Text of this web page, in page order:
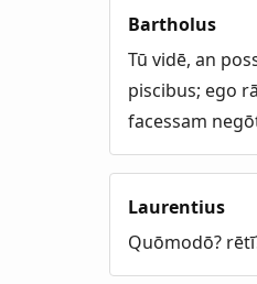
Bartholus
Tū vidē, an
piscibus; ego
facessam
Laurentius
Quōmodō?